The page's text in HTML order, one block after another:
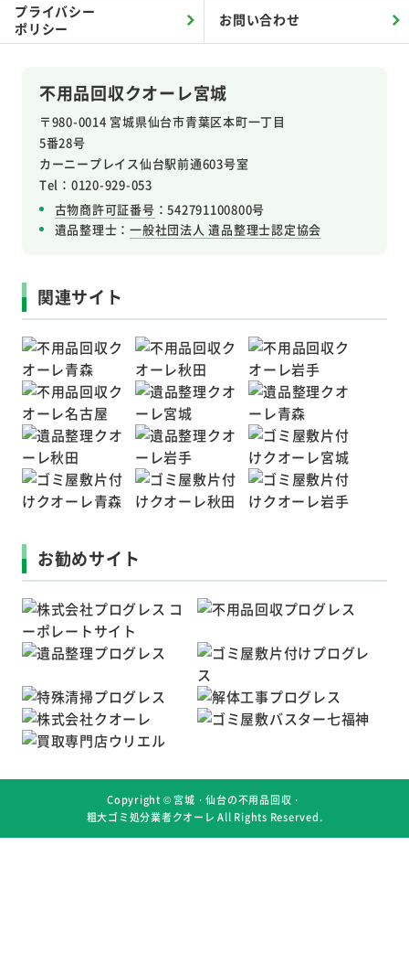
不用品回収クオーレ宮城
〒980-0014 宮城県仙台市青葉区本町一丁目
5番28号
カーニープレイス仙台駅前通603号室
Tel：0120-929-053
古物商許可証番号 ：542791100800号
遺品整理士： 一般社団法人 遺品整理士認定協会
プライバシー
ポリシー
お問い合わせ
関連サイト
お勧めサイト
Copyright ©宮城・仙台の不用品回収・
粗大ゴミ処分業者クオーレ All Rights Reserved.